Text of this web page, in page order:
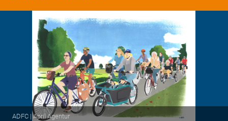
ADFC | April Agentur